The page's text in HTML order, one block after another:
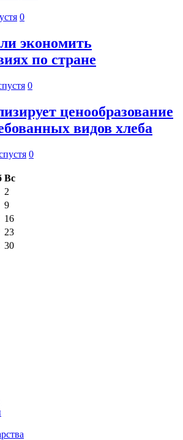
0
экономить
по стране
0
ценообразование
видов хлеба
0
Вс
2
9
16
23
30